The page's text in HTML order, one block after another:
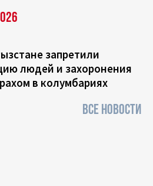
запретили
людей и захоронения
в колумбариях
ВСЕ НОВОСТИ